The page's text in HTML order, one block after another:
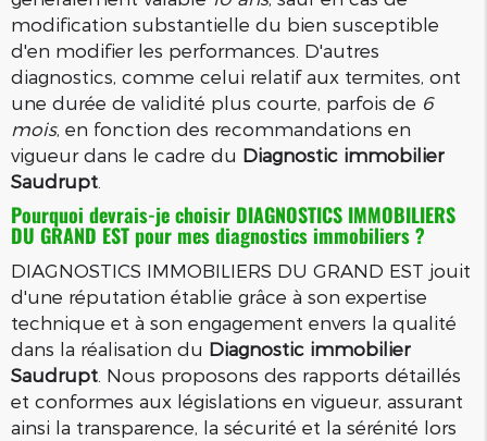
modification substantielle du bien susceptible
d'en modifier les performances. D'autres
diagnostics, comme celui relatif aux termites, ont
une durée de validité plus courte, parfois de 6
mois, en fonction des recommandations en
vigueur dans le cadre du Diagnostic immobilier
Saudrupt
Pourquoi devrais-je choisir DIAGNOSTICS IMMOBILIERS
DU GRAND EST pour mes diagnostics immobiliers ?
DIAGNOSTICS IMMOBILIERS DU GRAND EST jouit
d'une réputation établie grâce à son expertise
technique et à son engagement envers la qualité
dans la réalisation du Diagnostic immobilier
Saudrupt . Nous proposons des rapports détaillés
et conformes aux législations en vigueur, assurant
ainsi la transparence, la sécurité et la sérénité lors